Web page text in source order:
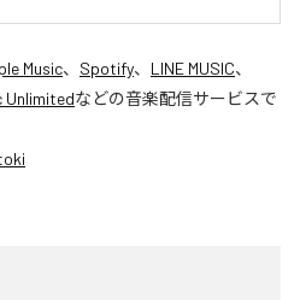
Music、 Spotify、 LINE MUSIC、
Unlimitedなどの音楽配信サービスで